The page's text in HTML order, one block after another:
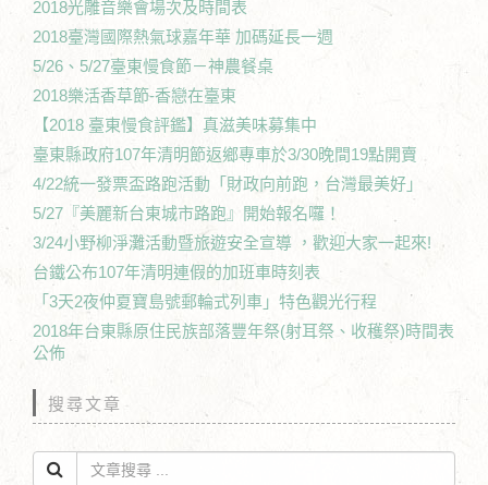
2018光雕音樂會場次及時間表
2018臺灣國際熱氣球嘉年華 加碼延長一週
5/26、5/27臺東慢食節－神農餐桌
2018樂活香草節-香戀在臺東
【2018 臺東慢食評鑑】真滋美味募集中
臺東縣政府107年清明節返鄉專車於3/30晚間19點開賣
4/22統一發票盃路跑活動「財政向前跑，台灣最美好」
5/27『美麗新台東城市路跑』開始報名囉！
3/24小野柳淨灘活動暨旅遊安全宣導 ，歡迎大家一起來!
台鐵公布107年清明連假的加班車時刻表
「3天2夜仲夏寶島號郵輪式列車」特色觀光行程
2018年台東縣原住民族部落豐年祭(射耳祭、收穫祭)時間表
公佈
搜尋文章